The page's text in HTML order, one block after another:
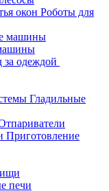
Роботы для
за одеждой
Гладильные
Приготовление